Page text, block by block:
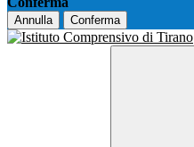
Annulla Conferma